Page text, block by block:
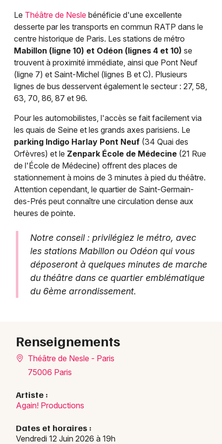
Le Théâtre de Nesle bénéficie d'une excellente
desserte par les transports en commun RATP dans le
centre historique de Paris. Les stations de métro
Mabillon (ligne 10) et Odéon (lignes 4 et 10) se
trouvent à proximité immédiate, ainsi que Pont Neuf
(ligne 7) et Saint-Michel (lignes B et C). Plusieurs
lignes de bus desservent également le secteur : 27, 58,
63, 70, 86, 87 et 96.
Pour les automobilistes, l'accès se fait facilement via
les quais de Seine et les grands axes parisiens. Le
parking Indigo Harlay Pont Neuf (34 Quai des
Orfèvres) et le Zenpark École de Médecine (21 Rue
de l'École de Médecine) offrent des places de
stationnement à moins de 3 minutes à pied du théâtre.
Attention cependant, le quartier de Saint-Germain-
des-Prés peut connaître une circulation dense aux
heures de pointe.
Notre conseil : privilégiez le métro, avec
les stations Mabillon ou Odéon qui vous
déposeront à quelques minutes de marche
du théâtre dans ce quartier emblématique
du 6ème arrondissement.
Renseignements
Théâtre de Nesle - Paris
75006 Paris
Artiste :
Again! Productions
Dates et horaires :
Vendredi 12 Juin 2026 à 19h